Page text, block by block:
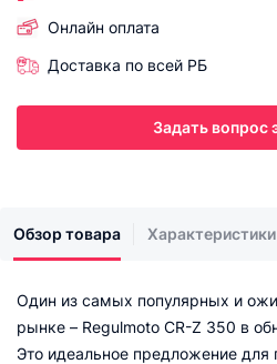
Онлайн оплата
Доставка по всей РБ
Задать вопрос
Обзор товара Характеристики
Один из самых популярных и
рынке – Regulmoto CR-Z 350 в
Это идеальное предложение